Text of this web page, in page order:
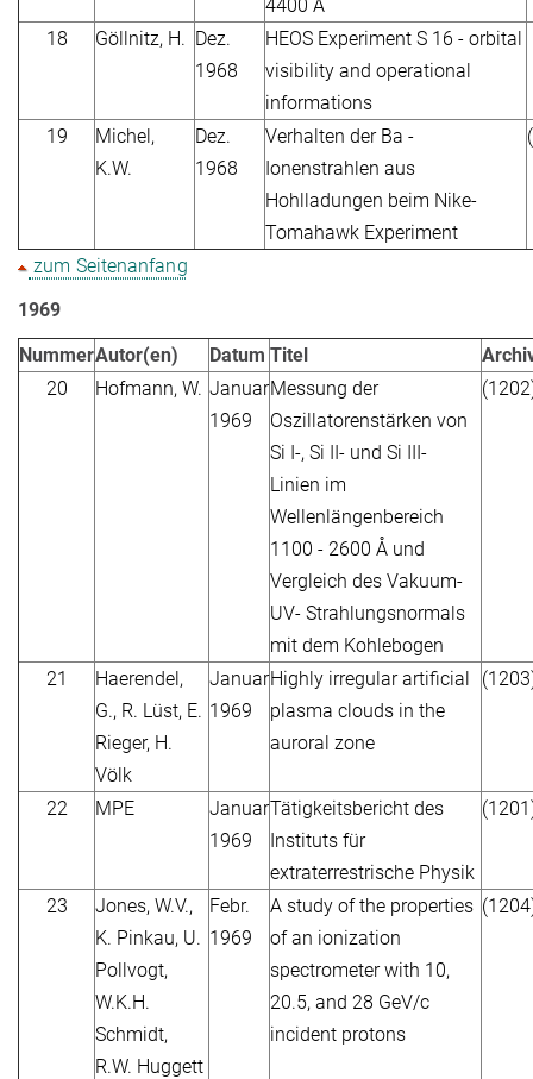
4400 Å
18
Göllnitz, H. Dez.
1968
HEOS Experiment S 16 - orbital
visibility and operational
informations
19
Michel,
K.W.
Dez.
1968
Verhalten der Ba -
Ionenstrahlen aus
Hohlladungen beim Nike-
Tomahawk Experiment
zum Seitenanfang
1969
NummerAutor(en) Datum Titel
20
Hofmann, W. Januar
1969
Messung der
Oszillatorenstärken von
Si I-, Si II- und Si III-
Linien im
Wellenlängenbereich
1100 - 2600 Å und
Vergleich des Vakuum-
UV- Strahlungsnormals
mit dem Kohlebogen
21
Haerendel,
G., R. Lüst, E.
Rieger, H.
Völk
Januar
1969
Highly irregular artificial
plasma clouds in the
auroral zone
22 MPE
Januar
1969
Tätigkeitsbericht des
Instituts für
extraterrestrische Physik
23
Jones, W.V.,
K. Pinkau, U.
Pollvogt,
W.K.H.
Schmidt,
R.W. Huggett
Febr.
1969
A study of the properties
of an ionization
spectrometer with 10,
20.5, and 28 GeV/c
incident protons